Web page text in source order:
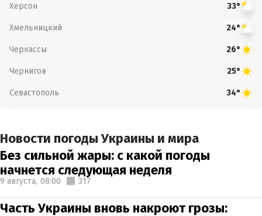
Херсон 33°
Хмельницкий 24°
Черкассы 26°
Чернигов 25°
Севастополь 34°
Новости погоды Украины и мира
Без сильной жары: с какой погоды
начнется следующая неделя
9 августа, 08:00 317
Часть Украины вновь накроют грозы: